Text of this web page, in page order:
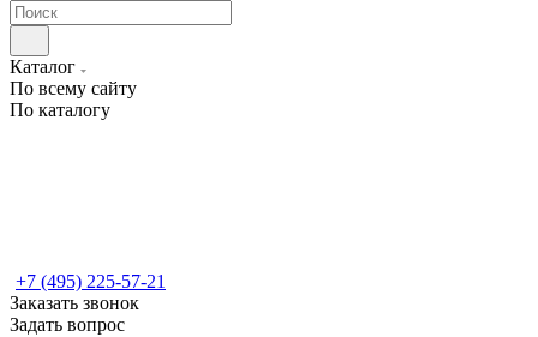
Каталог
По всему сайту
По каталогу
+7 (495) 225-57-21
Заказать звонок
Задать вопрос